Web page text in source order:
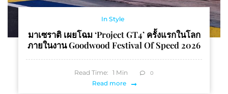
In Style
มาเซราติ เผยโฉม ‘Project GT4’ ครั้งแรกในโลก
ภายในงาน Goodwood Festival Of Speed 2026
Read Time: 1 Min 0
Read more